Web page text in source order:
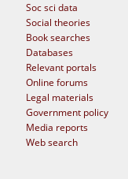
Soc sci data
Social theories
Book searches
Databases
Relevant portals
Online forums
Legal materials
Government policy
Media reports
Web search